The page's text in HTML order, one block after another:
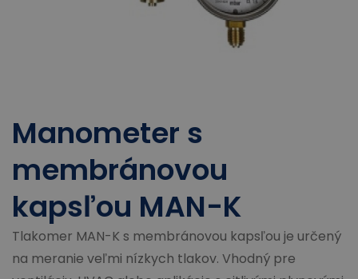
Manometer s
membránovou
kapsľou MAN-K
Tlakomer MAN-K s membránovou kapsľou je určený
na meranie veľmi nízkych tlakov. Vhodný pre